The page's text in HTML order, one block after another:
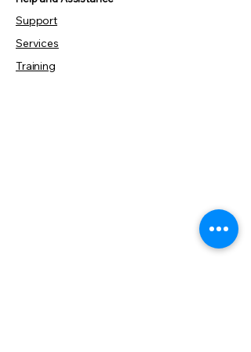
Support
Services
Training